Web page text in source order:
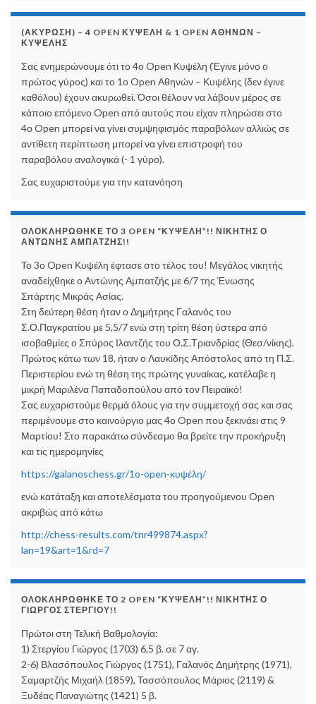
(ΑΚΎΡΩΣΗ) – 4 OPEN ΚΥΨΈΛΗ & 1 OPEN ΑΘΗΝΏΝ –
ΚΥΨΈΛΗΣ
Σας ενημερώνουμε ότι το 4ο Open Κυψέλη (Έγινε μόνο ο
πρώτος γύρος) και το 1ο Open Αθηνών – Κυψέλης (δεν έγινε
καθόλου) έχουν ακυρωθεί. Όσοι θέλουν να λάβουν μέρος σε
κάποιο επόμενο Open από αυτούς που είχαν πληρώσει στο
4ο Open μπορεί να γίνει συμψηφισμός παραβόλων αλλιώς σε
αντίθετη περίπτωση μπορεί να γίνει επιστροφή του
παραβόλου αναλογικά (- 1 γύρο).
Σας ευχαριστούμε για την κατανόηση
ΟΛΟΚΛΗΡΩΘΗΚΕ ΤΟ 3 OPEN “ΚΥΨΕΛΗ”!! ΝΙΚΗΤΗΣ Ο
ΑΝΤΩΝΗΣ ΑΜΠΑΤΖΗΣ!!
Το 3ο Open Κυψέλη έφτασε στο τέλος του! Μεγάλος νικητής
αναδείχθηκε ο Αντώνης Αμπατζής με 6/7 της Ένωσης
Σπάρτης Μικράς Ασίας.
Στη δεύτερη θέση ήταν ο Δημήτρης Γαλανός του
Σ.Ο.Παγκρατίου με 5,5/7 ενώ στη τρίτη θέση ύστερα από
ισοβαθμίες ο Σπύρος Ιλαντζής του Ο.Σ.Τριανδρίας (Θεσ/νίκης).
Πρώτος κάτω των 18, ήταν ο Λαυκίδης Απόστολος από τη Π.Σ.
Περιστερίου ενώ τη θέση της πρώτης γυναίκας, κατέλαβε η
μικρή Μαριλένα Παπαδοπούλου από τον Πειραϊκό!
Σας ευχαριστούμε θερμά όλους για την συμμετοχή σας και σας
περιμένουμε στο καινούργιο μας 4ο Open που ξεκινάει στις 9
Μαρτίου! Στο παρακάτω σύνδεσμο θα βρείτε την προκήρυξη
και τις ημερομηνίες
https://galanoschess.gr/1o-open-κυψέλη/
ενώ κατάταξη και αποτελέσματα του προηγούμενου Open
ακριβώς από κάτω
http://chess-results.com/tnr499874.aspx?
lan=19&art=1&rd=7
ΟΛΟΚΛΗΡΏΘΗΚΕ ΤΟ 2 OPEN “ΚΥΨΈΛΗ”!! ΝΙΚΗΤΉΣ Ο
ΓΙΏΡΓΟΣ ΣΤΕΡΓΊΟΥ!!
Πρώτοι στη Τελική Βαθμολογία:
1) Στεργίου Γιώργος (1703) 6,5 β. σε 7 αγ.
2-6) Βλασόπουλος Γιώργος (1751), Γαλανός Δημήτρης (1971),
Σαμαρτζής Μιχαήλ (1859), Τασσόπουλος Μάριος (2119) &
Ξυδέας Παναγιώτης (1421) 5 β.